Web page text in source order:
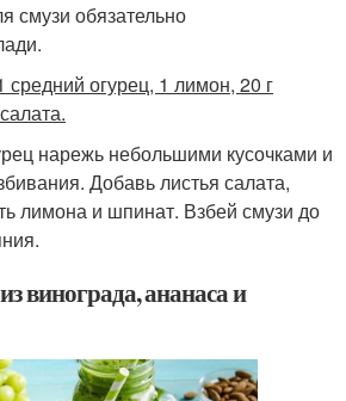
смузи обязательно
средний огурец, 1 лимон, 20 г
нарежь небольшими кусочками и
Добавь листья салата,
лимона и шпинат. Взбей смузи до
винограда, ананаса и